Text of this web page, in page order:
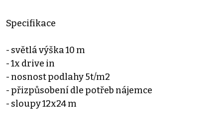
Specifikace
- světlá výška 10 m
- 1x drive in
- nosnost podlahy 5t/m2
- přizpůsobení dle potřeb nájemce
- sloupy 12x24 m